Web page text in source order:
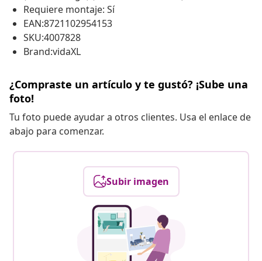
Requiere montaje: Sí
EAN:8721102954153
SKU:4007828
Brand:vidaXL
¿Compraste un artículo y te gustó? ¡Sube una
foto!
Tu foto puede ayudar a otros clientes. Usa el enlace de
abajo para comenzar.
Subir imagen